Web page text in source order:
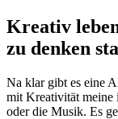
Kreativ
zu denken
Na klar gibt es eine
mit Kreativität meine
oder die Musik. Es